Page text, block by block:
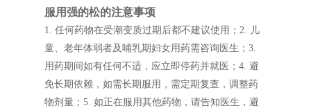
服用强的松的注意事项
1. 任何药物在受潮变质过期后都不建议使用；2. 儿
童、老年体弱者及哺乳期妇女用药需咨询医生；3.
用药期间如有任何不适，应立即停药并就医；4. 避
免长期依赖，如需长期服用，需定期复查，调整药
物剂量；5. 如正在服用其他药物，请告知医生，避